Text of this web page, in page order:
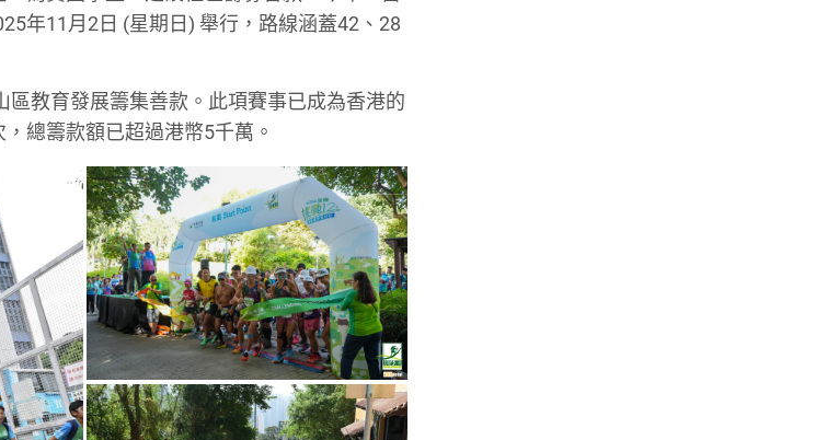
年11月2日 (星期日) 舉行，路線涵蓋42、28
區教育發展籌集善款。此項賽事已成為香港的
總籌款額已超過港幣5千萬。